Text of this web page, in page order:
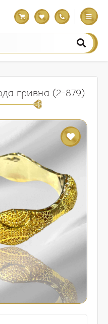
гривна (2-879)